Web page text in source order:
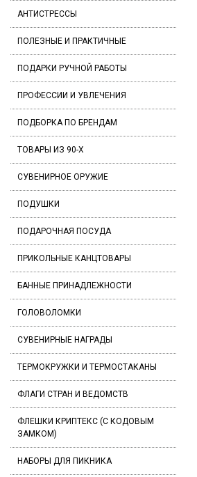
АНТИСТРЕССЫ
ПОЛЕЗНЫЕ И ПРАКТИЧНЫЕ
ПОДАРКИ РУЧНОЙ РАБОТЫ
ПРОФЕССИИ И УВЛЕЧЕНИЯ
ПОДБОРКА ПО БРЕНДАМ
ТОВАРЫ ИЗ 90-Х
СУВЕНИРНОЕ ОРУЖИЕ
ПОДУШКИ
ПОДАРОЧНАЯ ПОСУДА
ПРИКОЛЬНЫЕ КАНЦТОВАРЫ
БАННЫЕ ПРИНАДЛЕЖНОСТИ
ГОЛОВОЛОМКИ
СУВЕНИРНЫЕ НАГРАДЫ
ТЕРМОКРУЖКИ И ТЕРМОСТАКАНЫ
ФЛАГИ СТРАН И ВЕДОМСТВ
ФЛЕШКИ КРИПТЕКС (С КОДОВЫМ
ЗАМКОМ)
НАБОРЫ ДЛЯ ПИКНИКА